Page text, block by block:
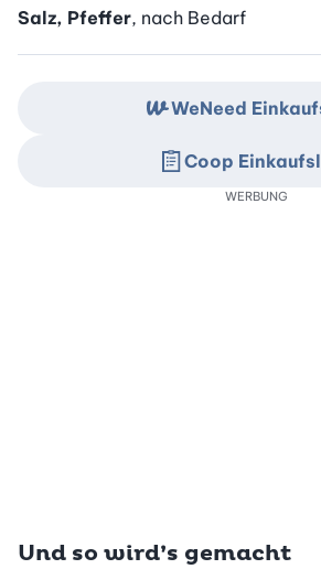
Salz, Pfeffer, nach Bedarf
Und so wird’s gemacht
WeNeed
Coop
WERBUNG